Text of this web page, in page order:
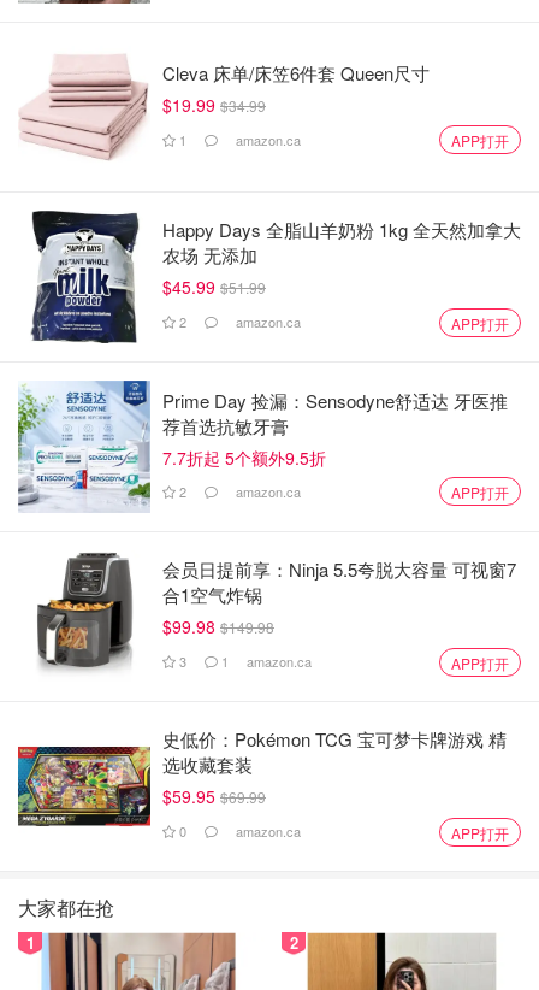
Cleva 床单/床笠6件套 Queen尺寸
$19.99 $34.99
1 amazon.ca APP打开
Happy Days 全脂山羊奶粉 1kg 全天然加拿大
农场 无添加
$45.99 $51.99
2 amazon.ca APP打开
Prime Day 捡漏：Sensodyne舒适达 牙医推
荐首选抗敏牙膏
7.7折起 5个额外9.5折
2 amazon.ca APP打开
会员日提前享：Ninja 5.5夸脱大容量 可视窗7
合1空气炸锅
$99.98 $149.98
3 1 amazon.ca APP打开
史低价：Pokémon TCG 宝可梦卡牌游戏 精
选收藏套装
$59.95 $69.99
0 amazon.ca APP打开
大家都在抢
1 2